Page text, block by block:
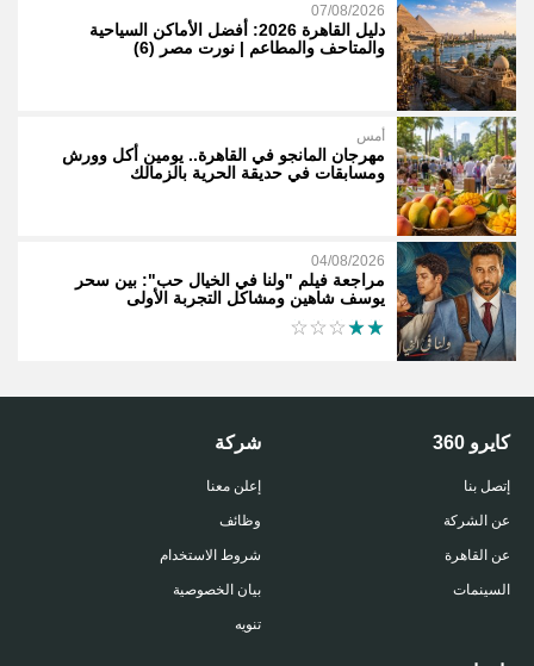
07/08/2026
دليل القاهرة 2026: أفضل الأماكن السياحية
والمتاحف والمطاعم | نورت مصر (6)
أمس
مهرجان المانجو في القاهرة.. يومين أكل وورش
ومسابقات في حديقة الحرية بالزمالك
04/08/2026
مراجعة فيلم "ولنا في الخيال حب": بين سحر
يوسف شاهين ومشاكل التجربة الأولى
كايرو 360
إتصل بنا
عن الشركة
عن القاهرة
السينمات
شركة
إعلن معنا
وظائف
شروط الاستخدام
بيان الخصوصية
تنويه